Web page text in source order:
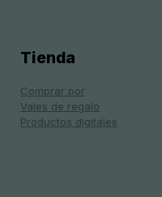
Tienda
Comprar por
Vales de regalo
Productos digitales